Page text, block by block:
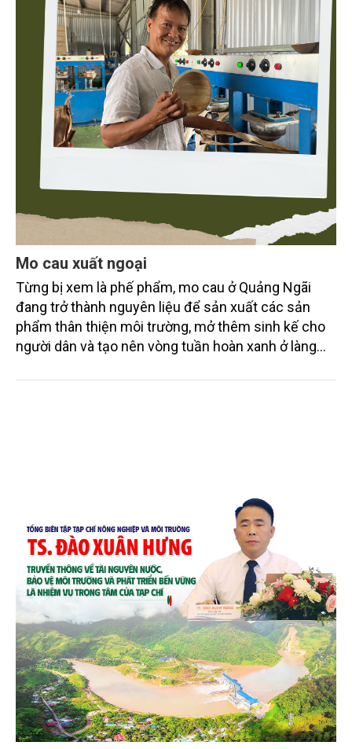
Mo cau xuất ngoại
Từng bị xem là phế phẩm, mo cau ở Quảng Ngãi
đang trở thành nguyên liệu để sản xuất các sản
phẩm thân thiện môi trường, mở thêm sinh kế cho
người dân và tạo nên vòng tuần hoàn xanh ở làng
chén, dĩa... từ mo cau đã được thị trường trong nước